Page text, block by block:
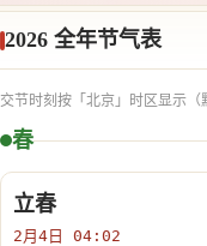
2026 全年节气表
交节时刻按「北京」时区显示（
春
立春
2月4日 04:02